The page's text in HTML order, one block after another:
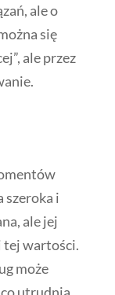
ale o
się
ale przez
szeroka i
ale jej
tej wartości.
może